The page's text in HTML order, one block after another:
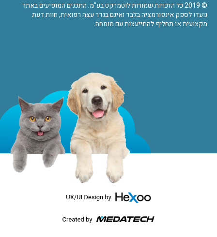
© 2019 כל הזכויות שמורות לוטמרקט בע"מ. התכנים המופיעים באתר
נועדו לספק אינפורמציה בלבד ואינם בגדר עצה רפואית, חוות דעת
מקצועית או תחליף להתייעצות עם מומחה.